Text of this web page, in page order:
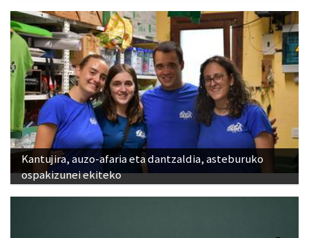
Kantujira, auzo-afaria eta dantzaldia, asteburuko
ospakizunei ekiteko